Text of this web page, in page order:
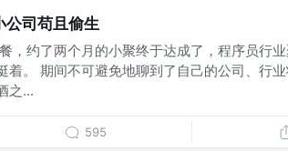
公司苟且偷生
，约了两个月的小聚终于达成了，程序员行
着。 期间不可避免地聊到了自己的公司、行
之...
595